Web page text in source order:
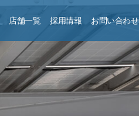
店舗一覧 採用情報 お問い合わせ